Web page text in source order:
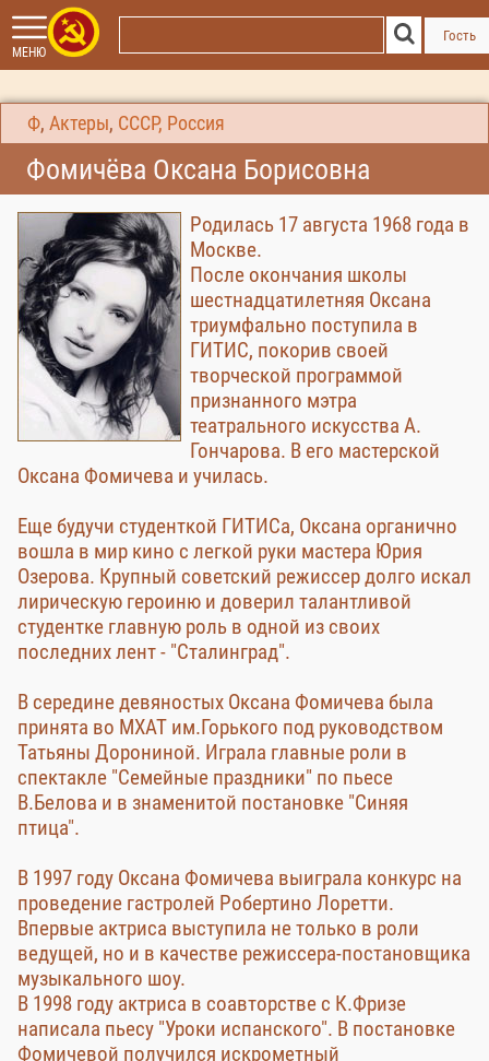
МЕНЮ
Гость
Ф, Актеры, СССР, Россия
Фомичёва Оксана Борисовна
Родилась 17 августа 1968 года в
Москве.
После окончания школы
шестнадцатилетняя Оксана
триумфально поступила в
ГИТИС, покорив своей
творческой программой
признанного мэтра
театрального искусства А.
Гончарова. В его мастерской
Оксана Фомичева и училась.
Еще будучи студенткой ГИТИСа, Оксана органично
вошла в мир кино с легкой руки мастера Юрия
Озерова. Крупный советский режиссер долго искал
лирическую героиню и доверил талантливой
студентке главную роль в одной из своих
последних лент - "Сталинград".
В середине девяностых Оксана Фомичева была
принята во МХАТ им.Горького под руководством
Татьяны Дорониной. Играла главные роли в
спектакле "Семейные праздники" по пьесе
В.Белова и в знаменитой постановке "Синяя
птица".
В 1997 году Оксана Фомичева выиграла конкурс на
проведение гастролей Робертино Лоретти.
Впервые актриса выступила не только в роли
ведущей, но и в качестве режиссера-постановщика
музыкального шоу.
В 1998 году актриса в соавторстве с К.Фризе
написала пьесу "Уроки испанского". В постановке
Фомичевой получился искрометный